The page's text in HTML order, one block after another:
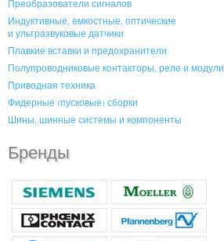
Преобразователи сигналов
Индуктивные, емкостные, оптические
и ультразвуковые датчики
Плавкие вставки и предохранители
Полупроводниковые контакторы, реле и модули
Приводная техника
Фидерные (пусковые) сборки
Шины, шинные системы и компоненты
Бренды